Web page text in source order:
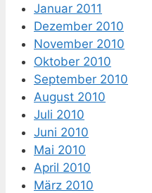
Januar 2011
Dezember 2010
November 2010
Oktober 2010
September 2010
August 2010
Juli 2010
Juni 2010
Mai 2010
April 2010
März 2010